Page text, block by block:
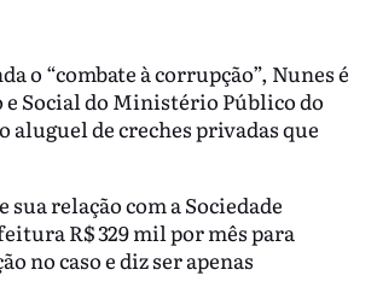
o “combate à corrupção”, Nunes é
Social do Ministério Público do
aluguel de creches privadas que
relação com a Sociedade
R$ 329 mil por mês para
no caso e diz ser apenas